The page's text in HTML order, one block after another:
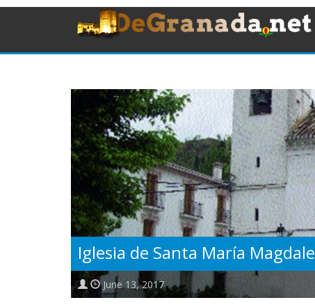
Iglesia de Santa María
June 13, 2017